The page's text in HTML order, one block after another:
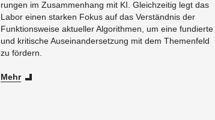
run­gen im Zu­sam­men­hang mit KI. Gleich­zei­tig legt das
Labor einen star­ken Fokus auf das Ver­ständ­nis der
Funk­ti­ons­wei­se ak­tu­el­ler Al­go­rith­men, um eine fun­dier­te
und kri­ti­sche Aus­ein­an­der­set­zung mit dem The­men­feld
zu för­dern.
Mehr